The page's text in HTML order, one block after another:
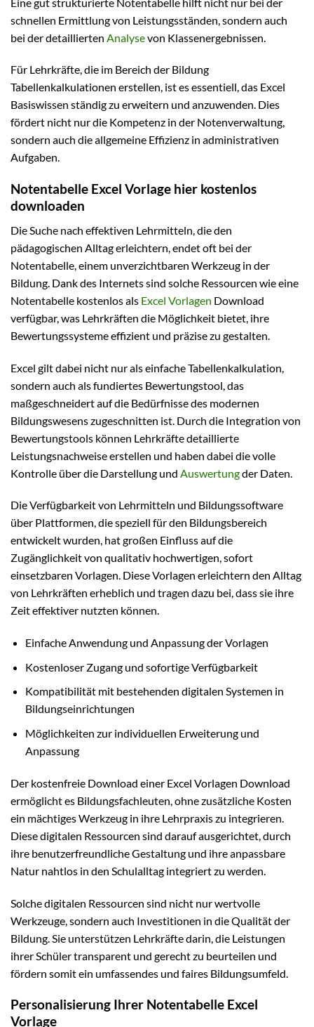
schnellen Ermittlung von Leistungsständen, sondern auch
bei der detaillierten Analysevon Klassenergebnissen.
Für Lehrkräfte, die im Bereich der Bildung
Tabellenkalkulationen erstellen, ist es essentiell, das Excel
Basiswissen ständig zu erweitern und anzuwenden. Dies
fördert nicht nur die Kompetenz in der Notenverwaltung,
sondern auch die allgemeine Effizienz in administrativen
Aufgaben.
Notentabelle Excel Vorlage hier kostenlos
downloaden
Die Suche nach effektiven Lehrmitteln, die den
pädagogischen Alltag erleichtern, endet oft bei der
Notentabelle, einem unverzichtbaren Werkzeug in der
Bildung. Dank des Internets sind solche Ressourcen wie eine
Notentabelle kostenlos als Excel Vorlagen Download
verfügbar, was Lehrkräften die Möglichkeit bietet, ihre
Bewertungssysteme effizient und präzise zu gestalten.
Excel gilt dabei nicht nur als einfache Tabellenkalkulation,
sondern auch als fundiertes Bewertungstool, das
maßgeschneidert auf die Bedürfnisse des modernen
Bildungswesens zugeschnitten ist. Durch die Integration von
Bewertungstools können Lehrkräfte detaillierte
Leistungsnachweise erstellen und haben dabei die volle
Kontrolle über die Darstellung und Auswertungder Daten.
Die Verfügbarkeit von Lehrmitteln und Bildungssoftware
über Plattformen, die speziell für den Bildungsbereich
entwickelt wurden, hat großen Einfluss auf die
Zugänglichkeit von qualitativ hochwertigen, sofort
einsetzbaren Vorlagen. Diese Vorlagen erleichtern den Alltag
von Lehrkräften erheblich und tragen dazu bei, dass sie ihre
Zeit effektiver nutzten können.
Einfache Anwendung und Anpassung der Vorlagen
Kostenloser Zugang und sofortige Verfügbarkeit
Kompatibilität mit bestehenden digitalen Systemen in
Bildungseinrichtungen
Möglichkeiten zur individuellen Erweiterung und
Anpassung
Der kostenfreie Download einer Excel Vorlagen Download
ermöglicht es Bildungsfachleuten, ohne zusätzliche Kosten
ein mächtiges Werkzeug in ihre Lehrpraxis zu integrieren.
Diese digitalen Ressourcen sind darauf ausgerichtet, durch
ihre benutzerfreundliche Gestaltung und ihre anpassbare
Natur nahtlos in den Schulalltag integriert zu werden.
Solche digitalen Ressourcen sind nicht nur wertvolle
Werkzeuge, sondern auch Investitionen in die Qualität der
Bildung. Sie unterstützen Lehrkräfte darin, die Leistungen
ihrer Schüler transparent und gerecht zu beurteilen und
fördern somit ein umfassendes und faires Bildungsumfeld.
Personalisierung Ihrer Notentabelle Excel
Vorlage